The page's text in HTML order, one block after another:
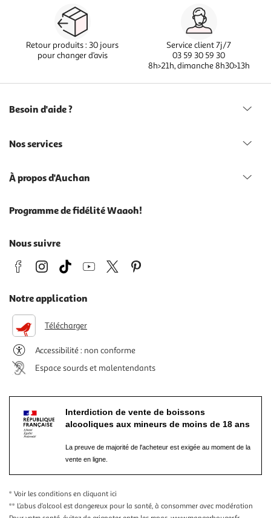
Retour produits : 30 jours
pour changer d’avis
Service client 7j/7
03 59 30 59 30
8h>21h, dimanche 8h30>13h
Besoin d'aide ?
Nos services
À propos d'Auchan
Programme de fidélité Waaoh!
Nous suivre
Notre application
Télécharger
Accessibilité : non conforme
Espace sourds et malentendants
Interdiction de vente de boissons
alcooliques aux mineurs de moins de 18 ans
La preuve de majorité de l'acheteur est exigée au moment de la
vente en ligne.
* Voir les conditions en cliquant ici
** L’abus d’alcool est dangereux pour la santé, à consommer avec modération